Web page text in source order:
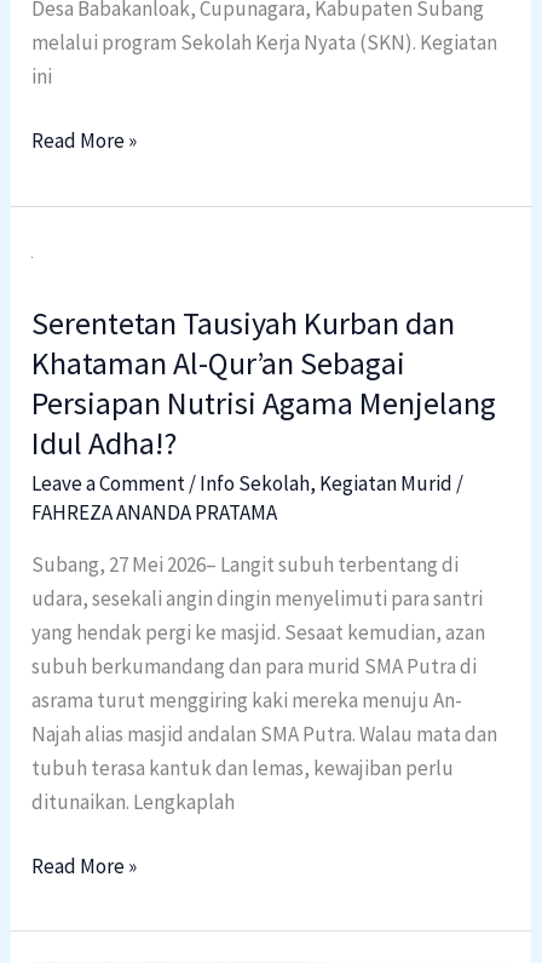
Desa Babakanloak, Cupunagara, Kabupaten Subang
melalui program Sekolah Kerja Nyata (SKN). Kegiatan
ini
Read More »
Serentetan Tausiyah Kurban dan
Khataman Al-Qur’an Sebagai
Persiapan Nutrisi Agama Menjelang
Idul Adha!?
Leave a Comment/Info Sekolah, Kegiatan Murid /
FAHREZA ANANDA PRATAMA
Subang, 27 Mei 2026– Langit subuh terbentang di
udara, sesekali angin dingin menyelimuti para santri
yang hendak pergi ke masjid. Sesaat kemudian, azan
subuh berkumandang dan para murid SMA Putra di
asrama turut menggiring kaki mereka menuju An-
Najah alias masjid andalan SMA Putra. Walau mata dan
tubuh terasa kantuk dan lemas, kewajiban perlu
ditunaikan. Lengkaplah
Serentetan
Kurban
dan
Khataman
Al-
Qur’an
Sebagai
Persiapan
Nutrisi
Agama
Menjelang
Idul
Adha!?
Read More »